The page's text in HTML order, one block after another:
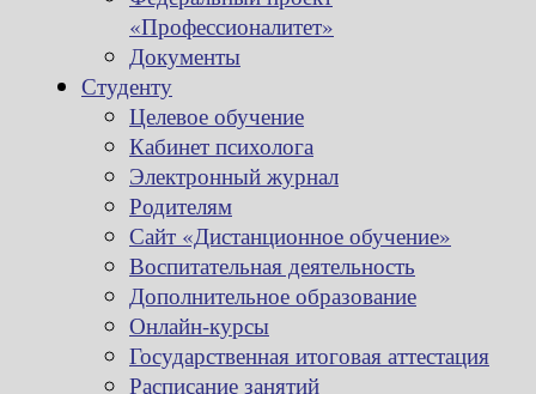
«Профессионалитет»
Документы
Студенту
Целевое обучение
Кабинет психолога
Электронный журнал
Родителям
Сайт «Дистанционное обучение»
Воспитательная деятельность
Дополнительное образование
Онлайн-курсы
Государственная итоговая аттестация
Расписание занятий